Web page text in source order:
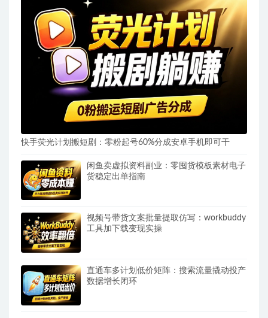
快手荧光计划搬短剧：零粉起号60%分成安卓手机即可干
闲鱼卖虚拟资料副业：零囤货模板素材电子
货稳定出单指南
视频号带货文案批量提取仿写：workbuddy
工具加下载变现实操
直通车多计划低价矩阵：搜索流量撬动投产
数据增长闭环